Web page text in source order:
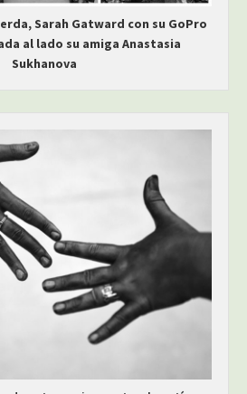
Sarah Gatward con su GoPro
al lado su amiga Anastasia
Sukhanova